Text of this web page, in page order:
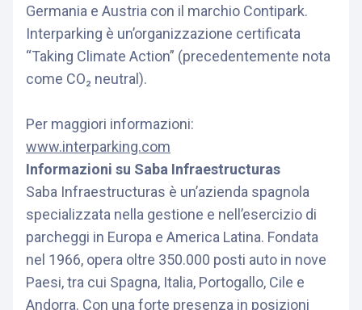
Germania e Austria con il marchio Contipark.
Interparking è un’organizzazione certificata
“Taking Climate Action” (precedentemente nota
come CO₂ neutral).
Per maggiori informazioni:
www.interparking.com
Informazioni su Saba Infraestructuras
Saba Infraestructuras è un’azienda spagnola
specializzata nella gestione e nell’esercizio di
parcheggi in Europa e America Latina. Fondata
nel 1966, opera oltre 350.000 posti auto in nove
Paesi, tra cui Spagna, Italia, Portogallo, Cile e
Andorra. Con una forte presenza in posizioni